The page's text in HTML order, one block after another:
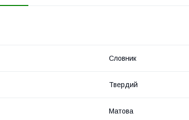
Словник
Твердий
Матова